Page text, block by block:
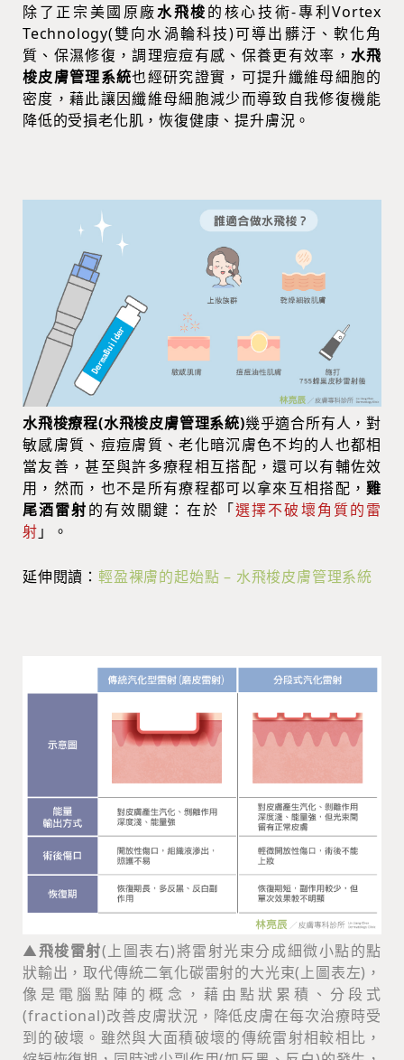
除了正宗美國原廠水飛梭的核心技術-專利Vortex
Technology(雙向水渦輪科技)可導出髒汙、軟化角
質、保濕修復，調理痘痘有感、保養更有效率， 水飛
梭皮膚管理系統也經研究證實，可提升纖維母細胞的
密度，藉此讓因纖維母細胞減少而導致自我修復機能
降低的受損老化肌，恢復健康、提升膚況。
水飛梭療程(水飛梭皮膚管理系統)幾乎適合所有人，對
敏感膚質、痘痘膚質、老化暗沉膚色不均的人也都相
當友善，甚至與許多療程相互搭配，還可以有輔佐效
用，然而，也不是所有療程都可以拿來互相搭配，雞
尾酒雷射的有效關鍵：在於「選擇不破壞角質的雷
射 」。
延伸閱讀： 輕盈裸膚的起始點 – 水飛梭皮膚管理系統
▲飛梭雷射(上圖表右)將雷射光束分成細微小點的點
狀輸出，取代傳統二氧化碳雷射的大光束(上圖表左)，
像是電腦點陣的概念，藉由點狀累積、分段式
(fractional)改善皮膚狀況，降低皮膚在每次治療時受
到的破壞。雖然與大面積破壞的傳統雷射相較相比，